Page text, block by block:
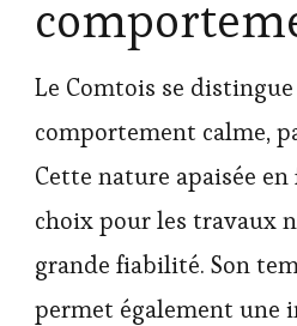
Le Comtois se
comportement calme,
Cette nature apaisée
choix pour les travaux
grande fiabilité. Son
permet également une